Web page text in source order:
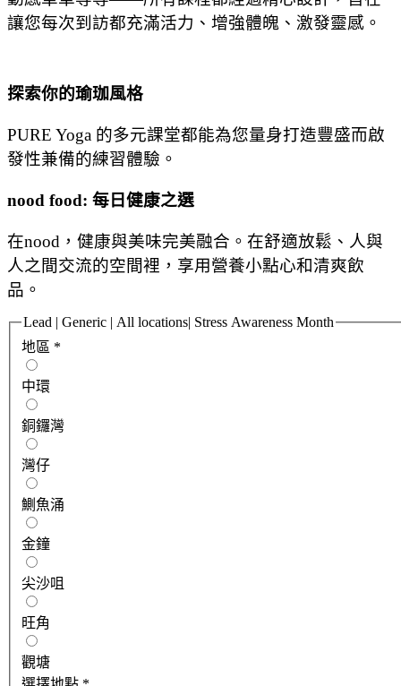
讓您每次到訪都充滿活力、增強體魄、激發靈感。
探索你的瑜珈風格
PURE Yoga 的多元課堂都能為您量身打造豐盛而啟
發性兼備的練習體驗。
nood food: 每日健康之選
在nood，健康與美味完美融合。在舒適放鬆、人與
人之間交流的空間裡，享用營養小點心和清爽飲
品。
Lead | Generic | All locations| Stress Awareness Month
地區 *
中環
銅鑼灣
灣仔
鰂魚涌
金鐘
尖沙咀
旺角
觀塘